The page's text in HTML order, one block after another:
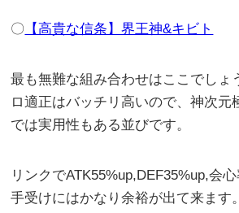
〇 【高貴な信条】界王神&キビト
最も無難な組み合わせはここでしょ
ロ適正はバッチリ高いので、神次元
では実用性もある並びです。
リンクでATK55%up,DEF35%up,会
手受けにはかなり余裕が出て来ます。